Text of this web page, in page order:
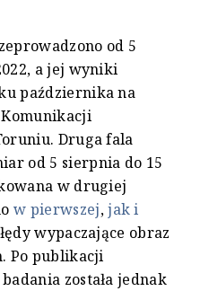
od 5
a jej wyniki
października na
Druga fala
od 5 sierpnia do 15
w drugiej
w pierwszej,jak i
wypaczające obraz
Po publikacji
została jednak